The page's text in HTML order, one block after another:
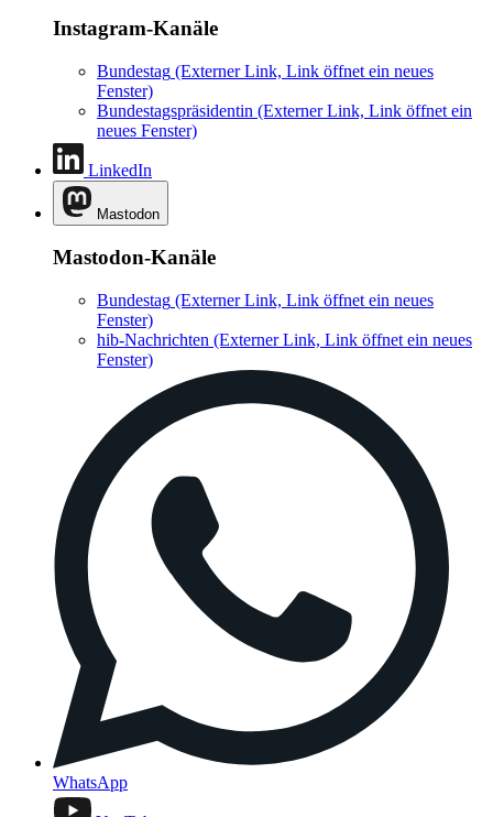
Instagram-Kanäle
Bundestag (Externer Link, Link öffnet ein neues
Fenster)
Bundestagspräsidentin (Externer Link, Link öffnet ein
neues Fenster)
LinkedIn
Mastodon
Mastodon-Kanäle
Bundestag (Externer Link, Link öffnet ein neues
Fenster)
hib-Nachrichten (Externer Link, Link öffnet ein neues
Fenster)
WhatsApp